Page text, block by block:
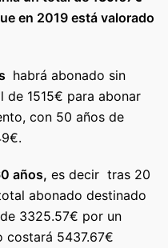
en 2019 está valorado
habrá abonado sin
1515€ para abonar
con 50 años de
años, es decir tras 20
abonado destinado
3325.57€ por un
costará 5437.67€